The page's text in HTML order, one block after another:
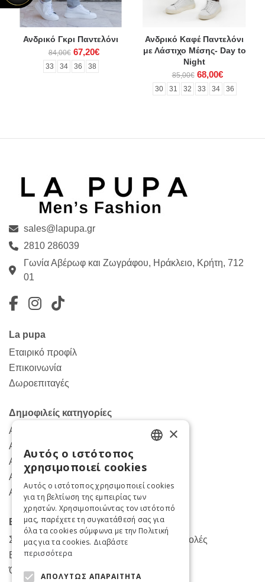
Ανδρικό Γκρι Παντελόνι
84,00€ 67,20€
33 34 36 38
Ανδρικό Καφέ Παντελόνι
με Λάστιχο Μέσης- Day to
Night
85,00€ 68,00€
30 31 32 33 34 36
sales@lapupa.gr
2810 286039
Γωνία Αβέρωφ και Ζωγράφου, Ηράκλειο, Κρήτη, 712
01
La pupa
Εταιρικό προφίλ
Επικοινωνία
Δωροεπιταγές
Δημοφιλείς κατηγορίες
Ανδρικά παντελόνια
Ανδρικα πουκάμισα
Ανδρικά πανωφόρια
Ανδρικά κοστούμια
Ανδρικές μπλούζες
Βοήθεια
Συχνές Ερωτήσεις για Παραγγελίες- Αποστολές
Επιστροφές και αλλαγές
Όροι χρήσης
GREEK
×
Αυτός ο ιστότοπος
χρησιμοποιεί cookies
Αυτός ο ιστότοπος χρησιμοποιεί cookies
για τη βελτίωση της εμπειρίας των
χρηστών. Χρησιμοποιώντας τον ιστότοπό
μας, παρέχετε τη συγκατάθεσή σας για
όλα τα cookies σύμφωνα με την Πολιτική
μας για τα cookies. Διαβάστε
περισσότερα
ΑΠΟΛΎΤΩΣ ΑΠΑΡΑΊΤΗΤΑ